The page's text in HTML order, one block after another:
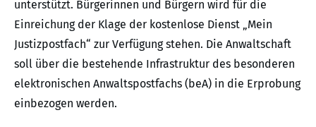
unterstützt. Bürgerinnen und Bürgern wird für die
Einreichung der Klage der kostenlose Dienst „Mein
Justizpostfach“ zur Verfügung stehen. Die Anwaltschaft
soll über die bestehende Infrastruktur des besonderen
elektronischen Anwaltspostfachs (beA) in die Erprobung
einbezogen werden.